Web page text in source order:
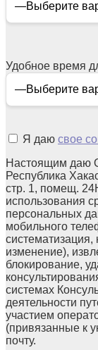
Удобное время
Я даю свое
Настоящим даю
Республика
стр. 1, помещ.
использования
персональных
мобильного
изменение),
блокирование,
системах
деятельности
участием
(привязанные к
почту.